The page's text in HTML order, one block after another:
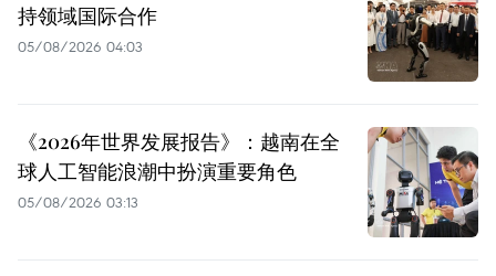
持领域国际合作
05/08/2026 04:03
《2026年世界发展报告》：越南在全
球人工智能浪潮中扮演重要角色
05/08/2026 03:13